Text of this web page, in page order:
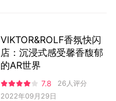
VIKTOR&ROLF香氛快闪
店：沉浸式感受馨香馥郁
的AR世界
7.8
26人评分
2022年09月29日